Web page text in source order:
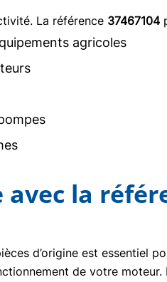
La référence 37467104
agricoles
la
d’origine est essentiel
de votre